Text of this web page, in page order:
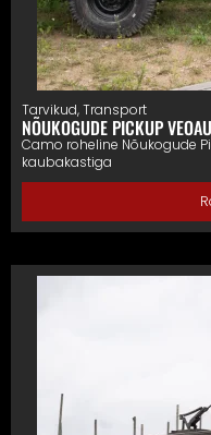
Tarvikud,Transport
NÕUKOGUDE PICKUP
Camo roheline Nõukogude
kaubakastiga